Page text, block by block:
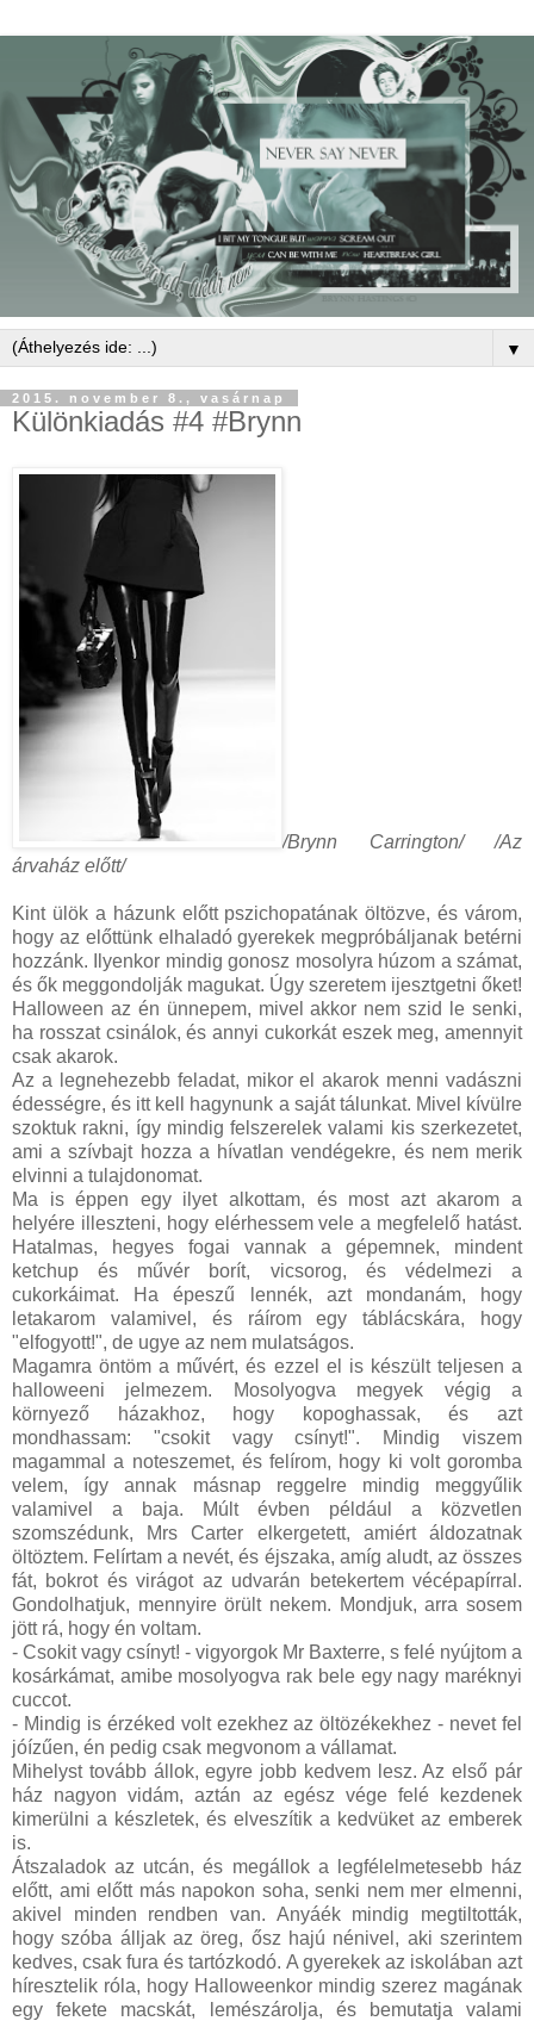
▼
2015. november 8., vasárnap
Különkiadás #4 #Brynn
/Brynn Carrington/ /Az
árvaház előtt/
Kint ülök a házunk előtt pszichopatának öltözve, és várom,
hogy az előttünk elhaladó gyerekek megpróbáljanak betérni
hozzánk. Ilyenkor mindig gonosz mosolyra húzom a számat,
és ők meggondolják magukat. Úgy szeretem ijesztgetni őket!
Halloween az én ünnepem, mivel akkor nem szid le senki,
ha rosszat csinálok, és annyi cukorkát eszek meg, amennyit
csak akarok.
Az a legnehezebb feladat, mikor el akarok menni vadászni
édességre, és itt kell hagynunk a saját tálunkat. Mivel kívülre
szoktuk rakni, így mindig felszerelek valami kis szerkezetet,
ami a szívbajt hozza a hívatlan vendégekre, és nem merik
elvinni a tulajdonomat.
Ma is éppen egy ilyet alkottam, és most azt akarom a
helyére illeszteni, hogy elérhessem vele a megfelelő hatást.
Hatalmas, hegyes fogai vannak a gépemnek, mindent
ketchup és művér borít, vicsorog, és védelmezi a
cukorkáimat. Ha épeszű lennék, azt mondanám, hogy
letakarom valamivel, és ráírom egy táblácskára, hogy
"elfogyott!", de ugye az nem mulatságos.
Magamra öntöm a művért, és ezzel el is készült teljesen a
halloweeni jelmezem. Mosolyogva megyek végig a
környező házakhoz, hogy kopoghassak, és azt
mondhassam: "csokit vagy csínyt!". Mindig viszem
magammal a noteszemet, és felírom, hogy ki volt goromba
velem, így annak másnap reggelre mindig meggyűlik
valamivel a baja. Múlt évben például a közvetlen
szomszédunk, Mrs Carter elkergetett, amiért áldozatnak
öltöztem. Felírtam a nevét, és éjszaka, amíg aludt, az összes
fát, bokrot és virágot az udvarán betekertem vécépapírral.
Gondolhatjuk, mennyire örült nekem. Mondjuk, arra sosem
jött rá, hogy én voltam.
- Csokit vagy csínyt! - vigyorgok Mr Baxterre, s felé nyújtom a
kosárkámat, amibe mosolyogva rak bele egy nagy maréknyi
cuccot.
- Mindig is érzéked volt ezekhez az öltözékekhez - nevet fel
jóízűen, én pedig csak megvonom a vállamat.
Mihelyst tovább állok, egyre jobb kedvem lesz. Az első pár
ház nagyon vidám, aztán az egész vége felé kezdenek
kimerülni a készletek, és elveszítik a kedvüket az emberek
is.
Átszaladok az utcán, és megállok a legfélelmetesebb ház
előtt, ami előtt más napokon soha, senki nem mer elmenni,
akivel minden rendben van. Anyáék mindig megtiltották,
hogy szóba álljak az öreg, ősz hajú nénivel, aki szerintem
kedves, csak fura és tartózkodó. A gyerekek az iskolában azt
híresztelik róla, hogy Halloweenkor mindig szerez magának
egy fekete macskát, lemészárolja, és bemutatja valami